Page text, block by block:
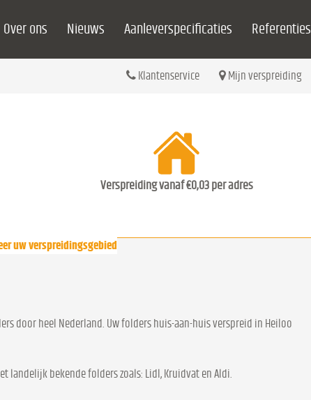
Over ons Nieuws Aanleverspecificaties Referenties
Klantenservice Mijn verspreiding
Verspreiding vanaf €0,03 per adres
uw verspreidingsgebied
door heel Nederland. Uw folders huis-aan-huis verspreid in Heiloo
landelijk bekende folders zoals: Lidl, Kruidvat en Aldi.